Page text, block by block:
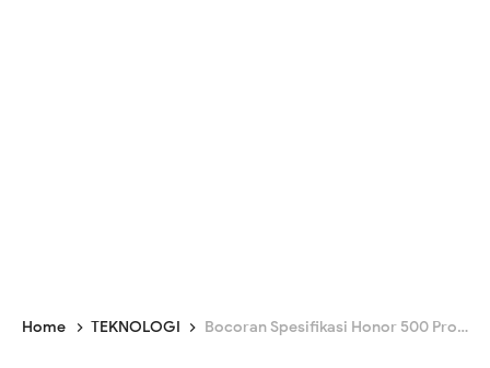
Home TEKNOLOGI Bocoran Spesifikasi Honor 500 Pro: Kamera 200MP + Periskop Sony IMX858 50MP!